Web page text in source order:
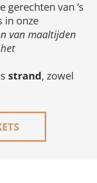
gerechten van ’s
in onze
van maaltijden
strand, zowel